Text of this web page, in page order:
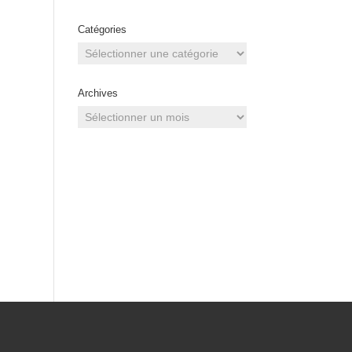
Catégories
Catégories
Archives
Archives